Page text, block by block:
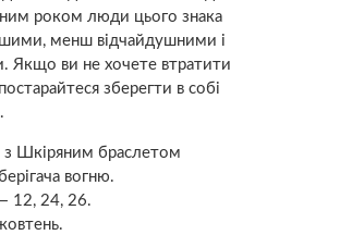
роком люди цього знака
менш відчайдушними і
Якщо ви не хочете втратити
зберегти в собі
Шкіряним браслетом
вогню.
12, 24, 26.